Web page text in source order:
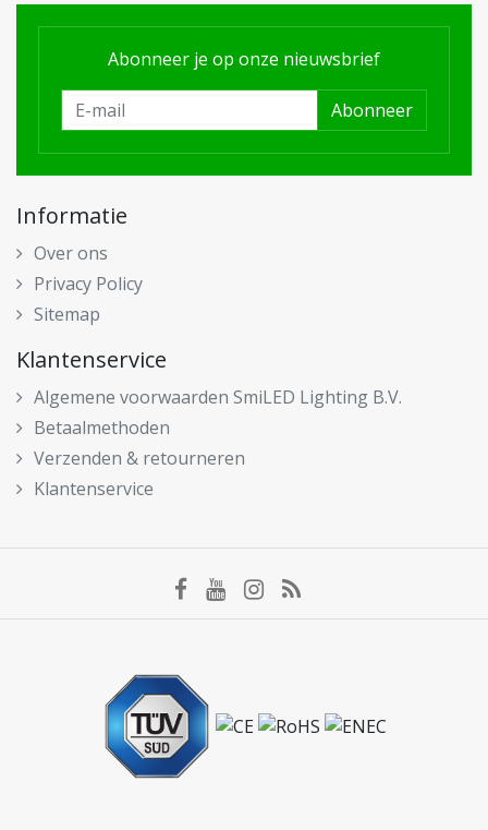
Abonneer je op onze nieuwsbrief
Abonneer
Informatie
Over ons
Privacy Policy
Sitemap
Klantenservice
Algemene voorwaarden SmiLED Lighting B.V.
Betaalmethoden
Verzenden & retourneren
Klantenservice